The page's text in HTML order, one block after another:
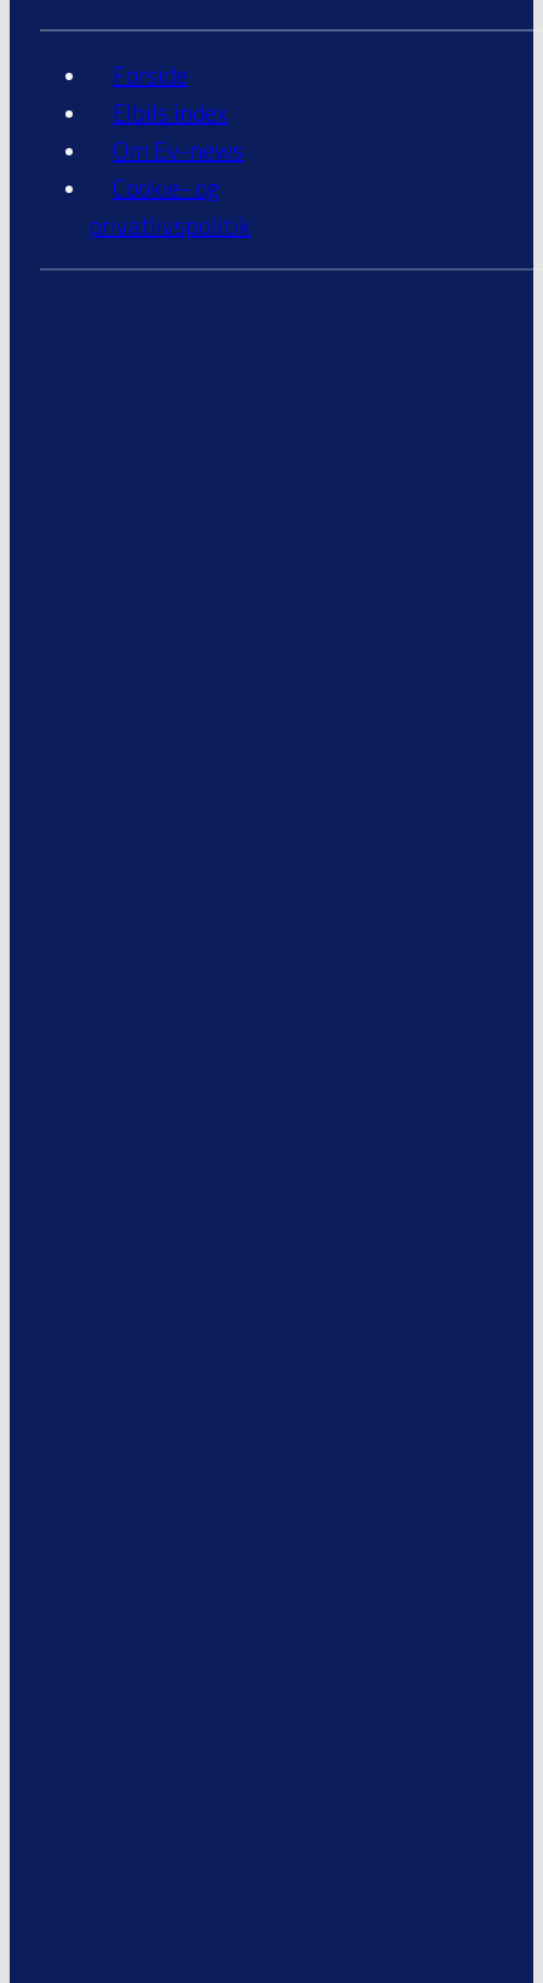
Forside
Elbils index
Om Ev-news
Cookie- og
privatlivspolitik